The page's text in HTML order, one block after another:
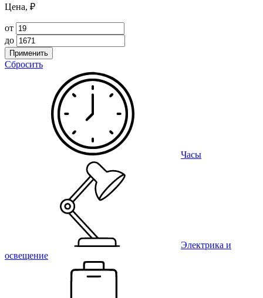
Цена, ₽
от
до
Применить
Сбросить
Часы
Электрика и
освещение